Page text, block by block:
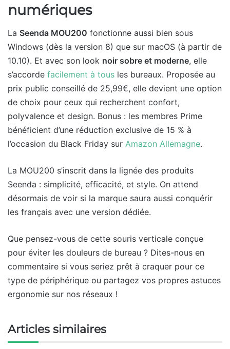
numériques
La Seenda MOU200 fonctionne aussi bien sous
Windows (dès la version 8) que sur macOS (à partir de
10.10). Et avec son look noir sobre et moderne, elle
s’accorde facilement à tous les bureaux. Proposée au
prix public conseillé de 25,99€, elle devient une option
de choix pour ceux qui recherchent confort,
polyvalence et design. Bonus : les membres Prime
bénéficient d’une réduction exclusive de 15 % à
l’occasion du Black Friday sur Amazon Allemagne.
La MOU200 s’inscrit dans la lignée des produits
Seenda : simplicité, efficacité, et style. On attend
désormais de voir si la marque saura aussi conquérir
les français avec une version dédiée.
Que pensez-vous de cette souris verticale conçue
pour éviter les douleurs de bureau ? Dites-nous en
commentaire si vous seriez prêt à craquer pour ce
type de périphérique ou partagez vos propres astuces
ergonomie sur nos réseaux !
Articles similaires